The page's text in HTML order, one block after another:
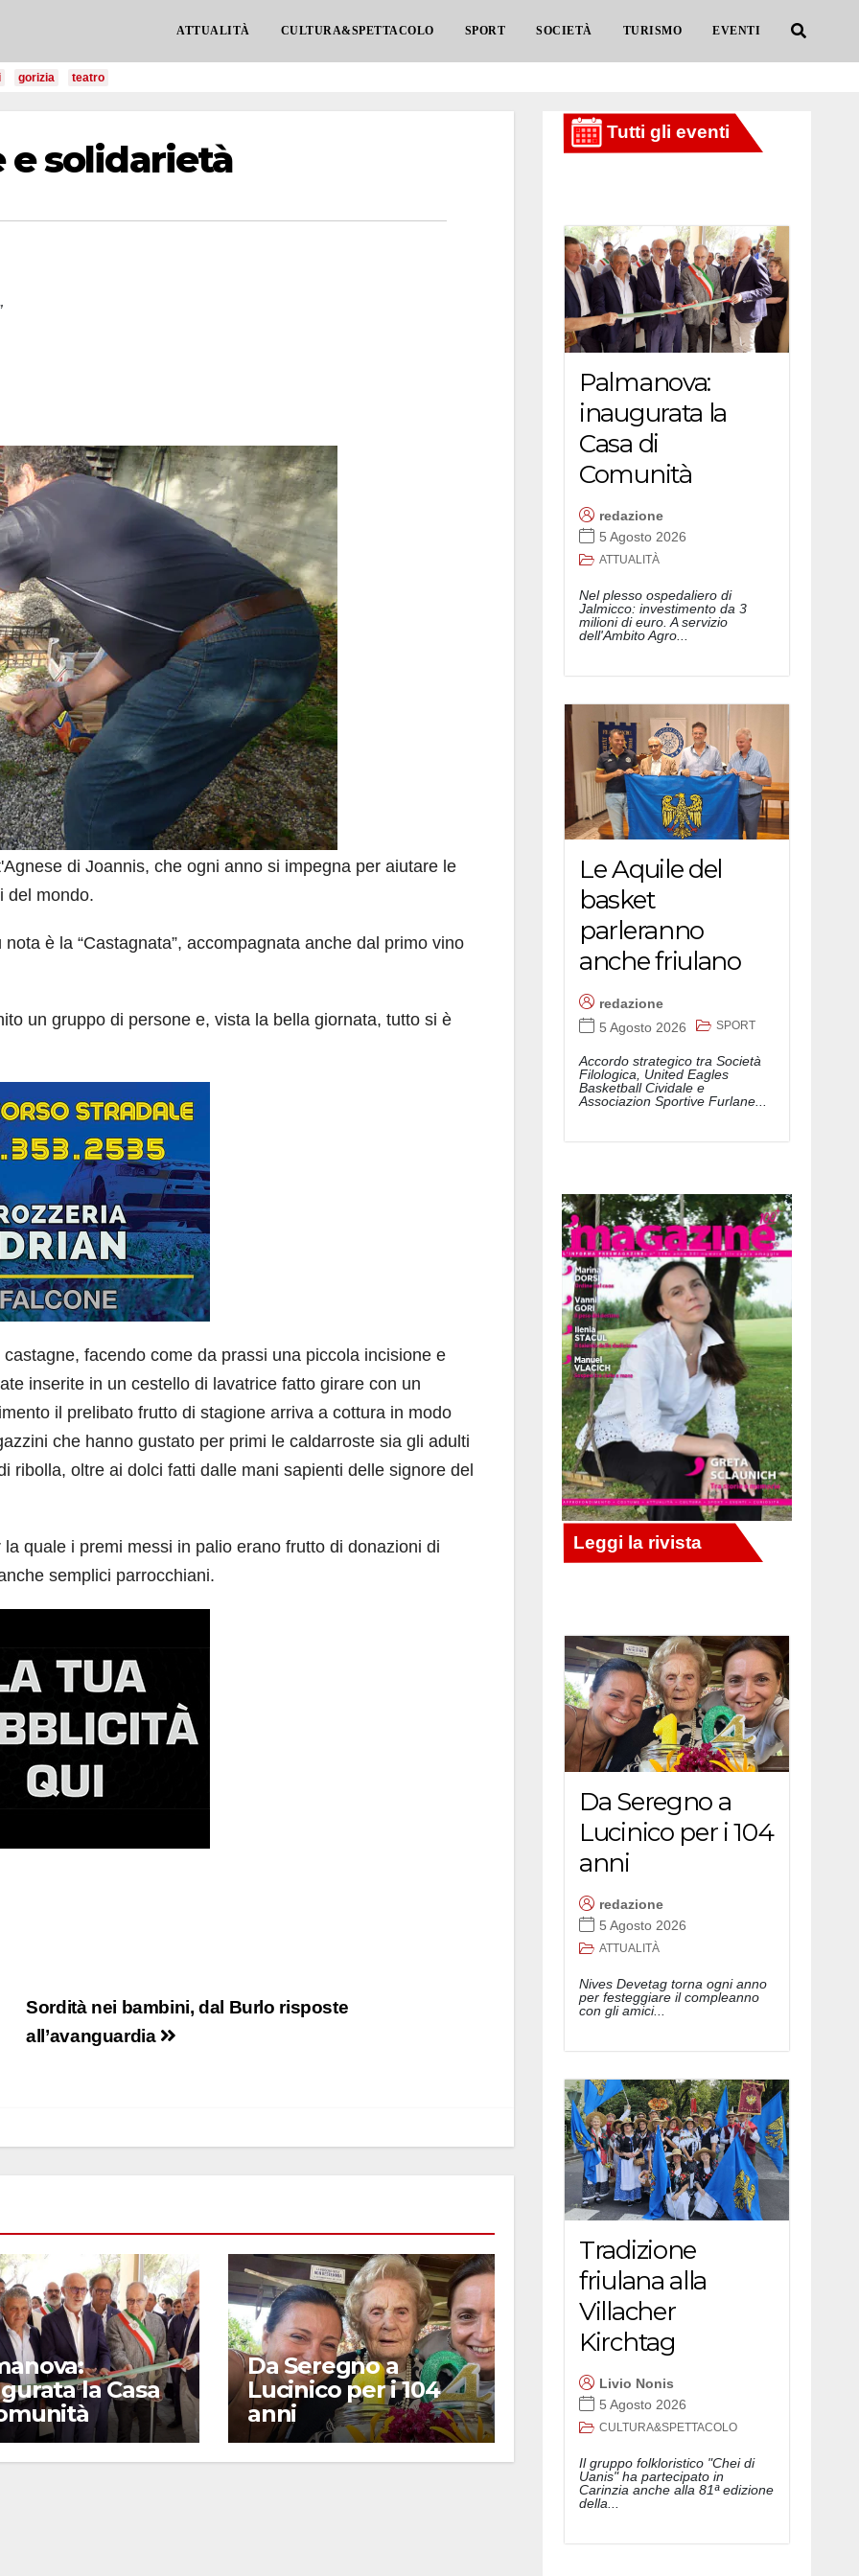
ATTUALITÀ CULTURA&SPETTACOLO SPORT SOCIETÀ TURISMO EVENTI
gorizia teatro
e solidarietà
di Joannis, che ogni anno si impegna per aiutare le
del mondo.
è la “Castagnata”, accompagnata anche dal primo vino
un gruppo di persone e, vista la bella giornata, tutto si è
facendo come da prassi una piccola incisione e
inserite in un cestello di lavatrice fatto girare con un
il prelibato frutto di stagione arriva a cottura in modo
che hanno gustato per primi le caldarroste sia gli adulti
ribolla, oltre ai dolci fatti dalle mani sapienti delle signore del
quale i premi messi in palio erano frutto di donazioni di
semplici parrocchiani.
Sordità nei bambini, dal Burlo risposte
all’avanguardia
la Casa
Da Seregno a
Lucinico per i 104
anni
Palmanova:
inaugurata la
Casa di
Comunità
redazione
5 Agosto 2026
ATTUALITÀ
Nel plesso ospedaliero di
Jalmicco: investimento da 3
milioni di euro. A servizio
dell'Ambito Agro...
Le Aquile del
basket
parleranno
anche friulano
redazione
5 Agosto 2026
SPORT
Accordo strategico tra Società
Filologica, United Eagles
Basketball Cividale e
Associazion Sportive Furlane...
Da Seregno a
Lucinico per i 104
anni
redazione
5 Agosto 2026
ATTUALITÀ
Nives Devetag torna ogni anno
per festeggiare il compleanno
con gli amici...
Tradizione
friulana alla
Villacher
Kirchtag
Livio Nonis
5 Agosto 2026
CULTURA&SPETTACOLO
Il gruppo folkloristico "Chei di
Uanis" ha partecipato in
Carinzia anche alla 81ª edizione
della...